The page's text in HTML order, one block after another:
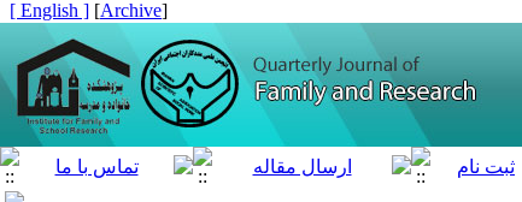
[
Archive
]
[ English ]